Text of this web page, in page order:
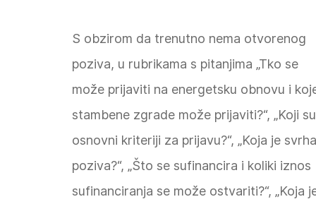
S obzirom da trenutno nema otvorenog
poziva, u rubrikama s pitanjima „Tko se
može prijaviti na energetsku obnovu i
stambene zgrade može prijaviti?“, „Koji su
osnovni kriteriji za prijavu?“, „Koja je svrha
poziva?“, „Što se sufinancira i koliki iznos
sufinanciranja se može ostvariti?“, „Koja